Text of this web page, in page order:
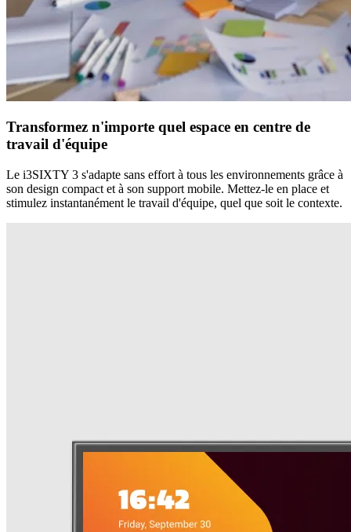
Transformez n'importe quel espace en centre de
travail d'équipe
Le i3SIXTY 3 s'adapte sans effort à tous les environnements grâce à
son design compact et à son support mobile. Mettez-le en place et
stimulez instantanément le travail d'équipe, quel que soit le contexte.